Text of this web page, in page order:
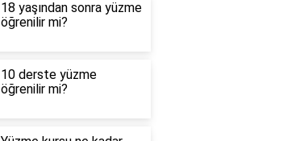
18 yaşından sonra yüzme
öğrenilir mi?
10 derste yüzme
öğrenilir mi?